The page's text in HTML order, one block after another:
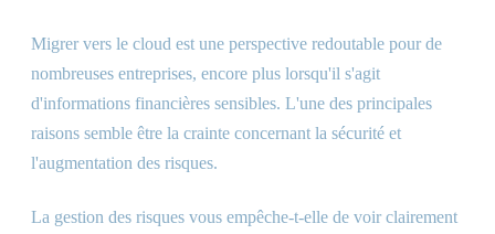
🇫🇷
Migrer vers le cloud est une perspective redoutable pour de
nombreuses entreprises, encore plus lorsqu'il s'agit
d'informations financières sensibles. L'une des principales
raisons semble être la crainte concernant la sécurité et
l'augmentation des risques.
La gestion des risques vous empêche-t-elle de voir clairement